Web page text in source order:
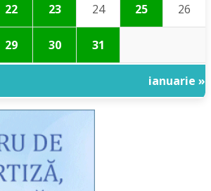
22 23 24 25 26
29 30 31
ianuarie »